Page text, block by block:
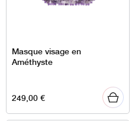
Masque visage en
Améthyste
249,00€